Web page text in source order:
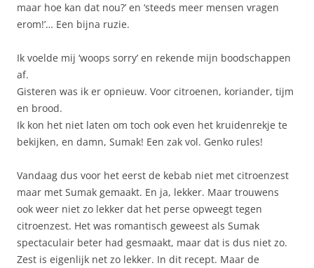
maar hoe kan dat nou?’ en ‘steeds meer mensen vragen
erom!’… Een bijna ruzie.
Ik voelde mij ‘woops sorry’ en rekende mijn boodschappen
af.
Gisteren was ik er opnieuw. Voor citroenen, koriander, tijm
en brood.
Ik kon het niet laten om toch ook even het kruidenrekje te
bekijken, en damn, Sumak! Een zak vol. Genko rules!
Vandaag dus voor het eerst de kebab niet met citroenzest
maar met Sumak gemaakt. En ja, lekker. Maar trouwens
ook weer niet zo lekker dat het perse opweegt tegen
citroenzest. Het was romantisch geweest als Sumak
spectaculair beter had gesmaakt, maar dat is dus niet zo.
Zest is eigenlijk net zo lekker. In dit recept. Maar de